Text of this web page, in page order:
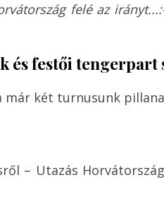
felé az
és festői tengerpart
már két turnusunk
– Utazás